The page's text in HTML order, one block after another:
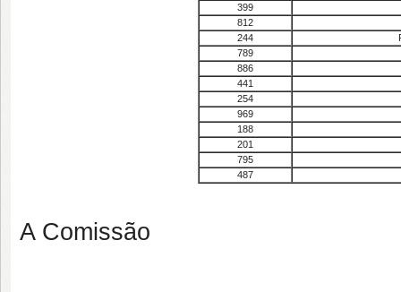
399
812
244
789
886
441
254
969
188
201
795
487
A Comissão